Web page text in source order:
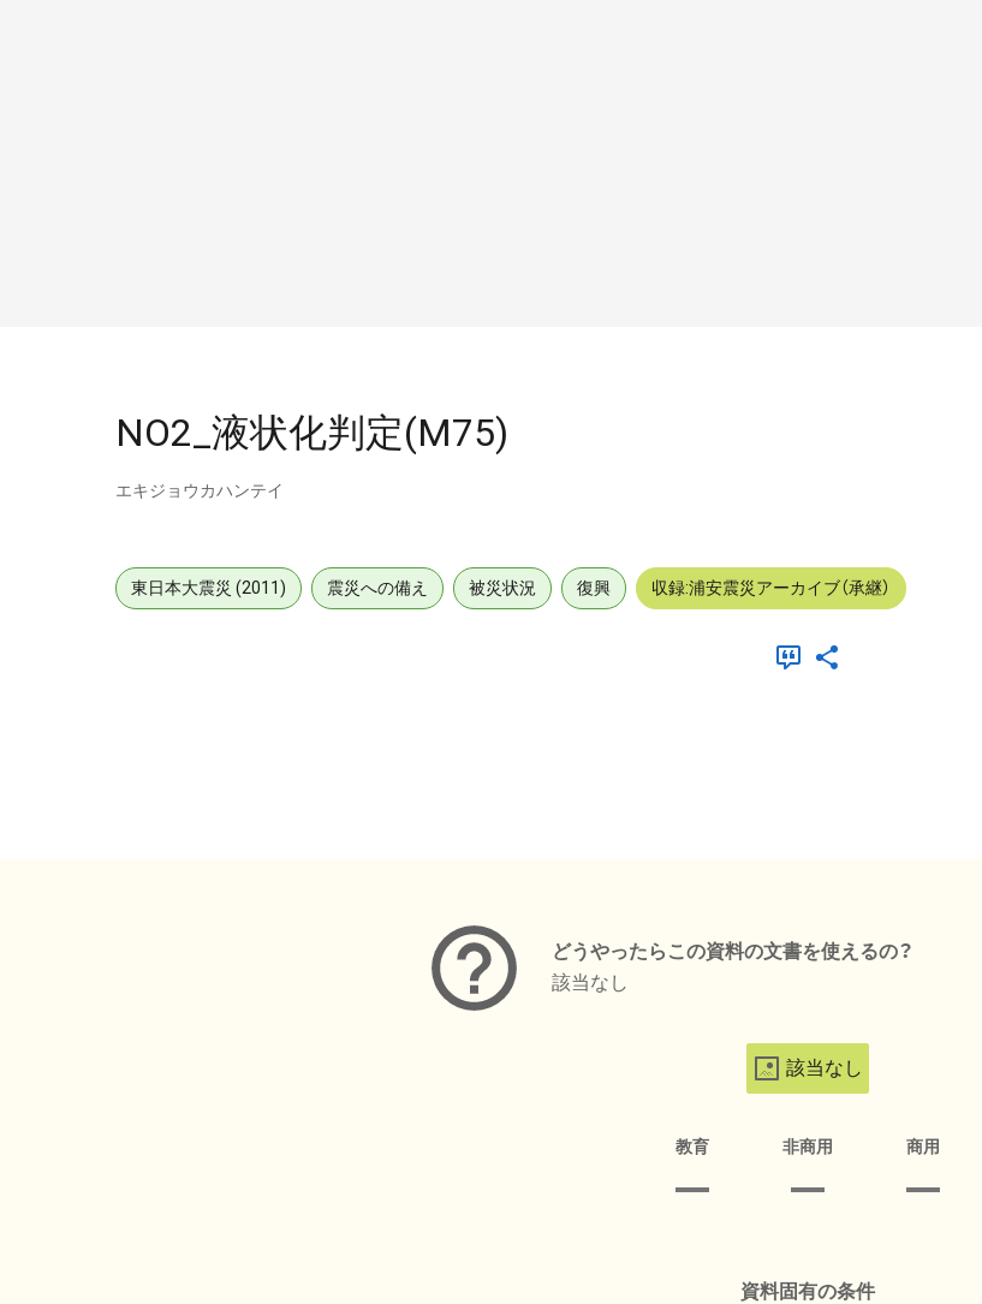
NO2_液状化判定(M75)
エキジョウカハンテイ
東日本大震災 (2011) 震災への備え 被災状況 復興 収録:浦安震災アーカイブ（承継）
どうやったらこの資料の文書を使えるの？
該当なし
該当なし
教育 非商用 商用
資料固有の条件